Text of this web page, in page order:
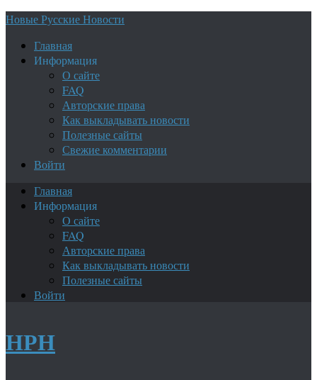
Новые Русские Новости
Главная
Информация
О сайте
FAQ
Авторские права
Как выкладывать новости
Полезные сайты
Свежие комментарии
Войти
Главная
Информация
О сайте
FAQ
Авторские права
Как выкладывать новости
Полезные сайты
Войти
НРН